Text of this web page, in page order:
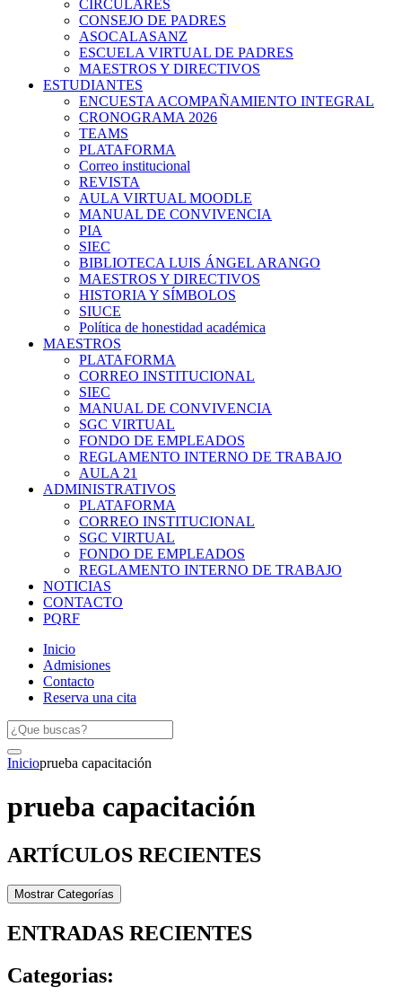
CIRCULARES
CONSEJO DE PADRES
ASOCALASANZ
ESCUELA VIRTUAL DE PADRES
MAESTROS Y DIRECTIVOS
ESTUDIANTES
ENCUESTA ACOMPAÑAMIENTO INTEGRAL
CRONOGRAMA 2026
TEAMS
PLATAFORMA
Correo institucional
REVISTA
AULA VIRTUAL MOODLE
MANUAL DE CONVIVENCIA
PIA
SIEC
BIBLIOTECA LUIS ÁNGEL ARANGO
MAESTROS Y DIRECTIVOS
HISTORIA Y SÍMBOLOS
SIUCE
Política de honestidad académica
MAESTROS
PLATAFORMA
CORREO INSTITUCIONAL
SIEC
MANUAL DE CONVIVENCIA
SGC VIRTUAL
FONDO DE EMPLEADOS
REGLAMENTO INTERNO DE TRABAJO
AULA 21
ADMINISTRATIVOS
PLATAFORMA
CORREO INSTITUCIONAL
SGC VIRTUAL
FONDO DE EMPLEADOS
REGLAMENTO INTERNO DE TRABAJO
NOTICIAS
CONTACTO
PQRF
Inicio
Admisiones
Contacto
Reserva una cita
Inicioprueba capacitación
prueba capacitación
ARTÍCULOS RECIENTES
Mostrar Categorías
ENTRADAS RECIENTES
Categorias: